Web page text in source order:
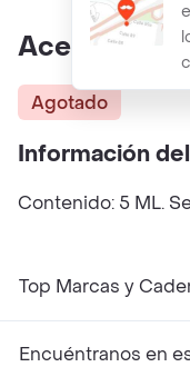
Aceite
Agotado
Información
Contenido: 5 ML.
Top Marcas y
Encuéntranos en